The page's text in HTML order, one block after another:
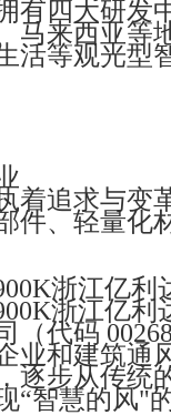
有四大研发
马来西亚等
活等观光型
着追求与变
件、轻量
浙江亿利
浙江亿利
（代码
业和建筑通
逐步从传统
“智慧的风"